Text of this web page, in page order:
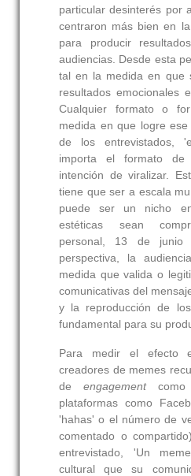
particular desinterés por
centraron más bien en
para producir
audiencias. Desde esta
tal en la medida en que
resultados emocionales
Cualquier formato o
medida en que logre
de los entrevistados,
importa el formato
intención de viralizar.
tiene que ser a escala
puede ser un nicho
estéticas sean
personal, 13 de
perspectiva, la
medida que valida o
comunicativas del
y la reproducción de
fundamental para su
Para medir el efecto
creadores de memes
deengagementcomo
plataformas como
'hahas' o el número de
comentado o
entrevistado, 'Un
cultural que su